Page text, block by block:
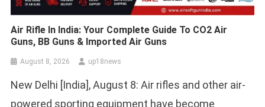
Air Rifle In India: Your Complete Guide To CO2 Air
Guns, BB Guns & Imported Air Guns
August 8, 2026 up18news
New Delhi [India], August 8: Air rifles and other air-
powered sporting equipment have become